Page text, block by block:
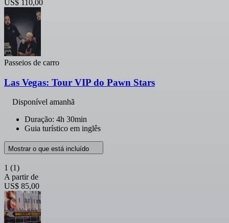
US$ 110,00
Passeios de carro
Las Vegas: Tour VIP do Pawn Stars
Disponível amanhã
Duração: 4h 30min
Guia turístico em inglês
Mostrar o que está incluído
1 (1)
A partir de
US$ 85,00